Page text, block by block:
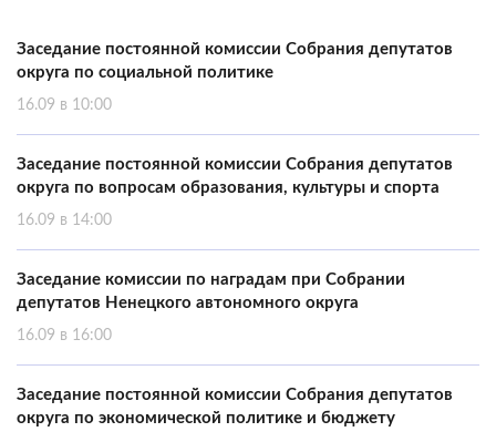
Заседание постоянной комиссии Собрания депутатов
округа по социальной политике
16.09 в 10:00
Заседание постоянной комиссии Собрания депутатов
округа по вопросам образования, культуры и спорта
16.09 в 14:00
Заседание комиссии по наградам при Собрании
депутатов Ненецкого автономного округа
16.09 в 16:00
Заседание постоянной комиссии Собрания депутатов
округа по экономической политике и бюджету